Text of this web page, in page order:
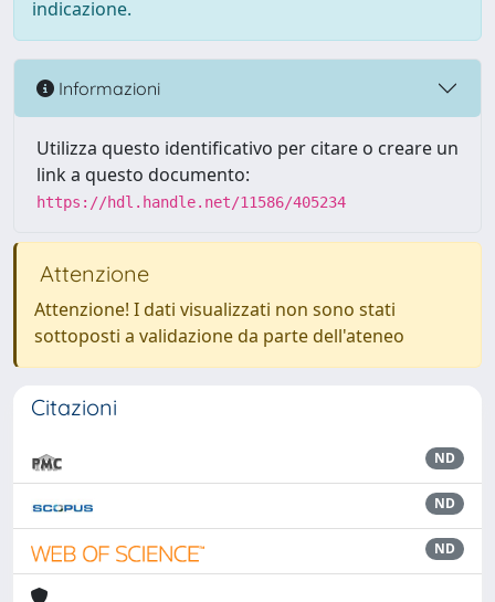
indicazione.
Informazioni
Utilizza questo identificativo per citare o creare un
link a questo documento:
https://hdl.handle.net/11586/405234
Attenzione
Attenzione! I dati visualizzati non sono stati
sottoposti a validazione da parte dell'ateneo
Citazioni
ND
ND
ND